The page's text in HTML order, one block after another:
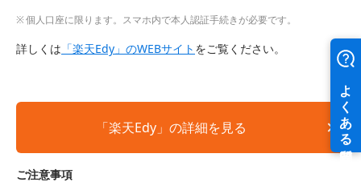
個人口座に限ります。スマホ内で本人認証手続きが必要です。
詳しくは 「楽天Edy」のWEBサイト をご覧ください。
「楽天Edy」の詳細を見る
ご注意事項